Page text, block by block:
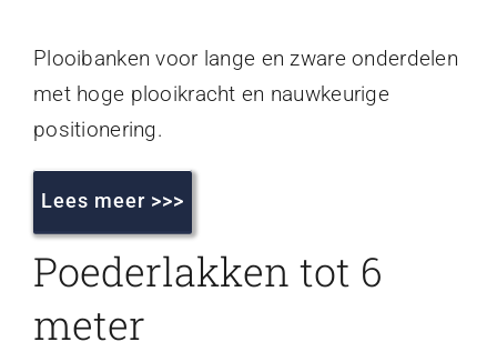
Plooibanken voor lange en zware onderdelen
met hoge plooikracht en nauwkeurige
positionering.
Lees meer >>>
Poederlakken tot 6
meter